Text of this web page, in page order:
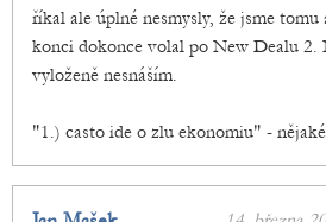
říkal ale úplné nesmysly, že jsme
konci dokonce volal po New Dealu 2.
vyloženě nesnáším.
"1.) casto ide o zlu ekonomiu" -